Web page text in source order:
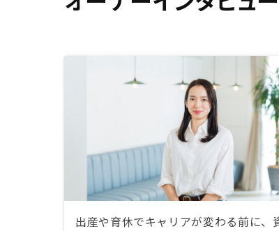
☆5
て
だ
え
出産や育休でキャリアが変わる前に、